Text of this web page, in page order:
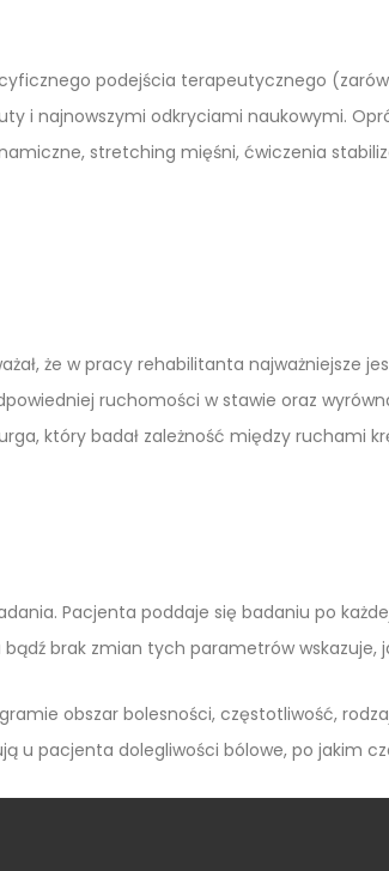
podejścia terapeutycznego
i najnowszymi odkryciami naukowymi.
stretching mięśni, ćwiczenia
że w pracy rehabilitanta najważniejsze
ruchomości w stawie oraz
który badał zależność między ruchami
Pacjenta poddaje się badaniu po
brak zmian tych parametrów wskazuje,
obszar bolesności, częstotliwość,
u pacjenta dolegliwości bólowe, po jakim